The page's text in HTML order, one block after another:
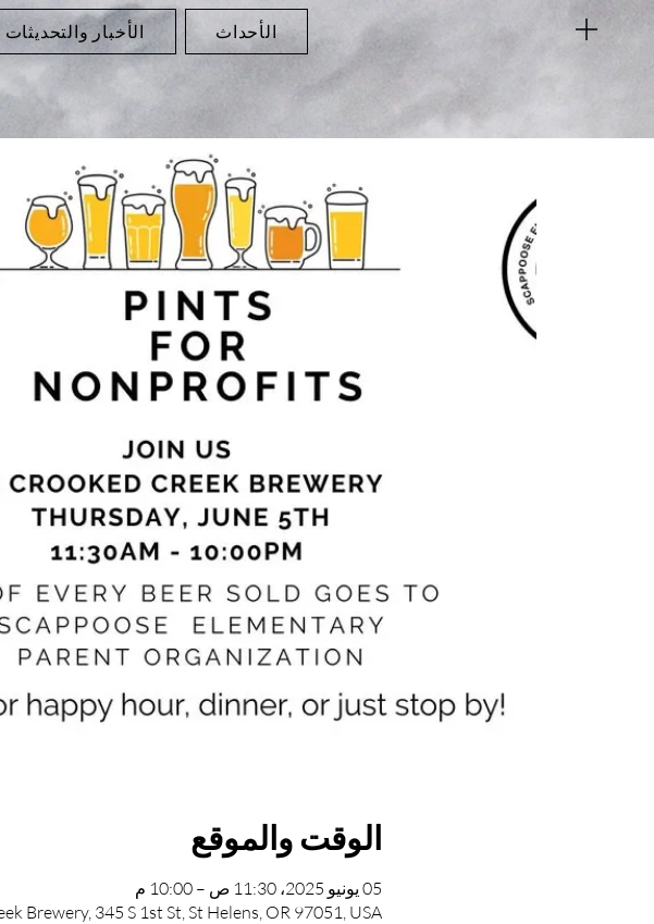
الأخبار والتحديثات الأحداث
الوقت والموقع
05 يونيو 2025، 11:30 ص – 10:00 م
Brewery, 345 S 1st St, St Helens, OR 97051, USA